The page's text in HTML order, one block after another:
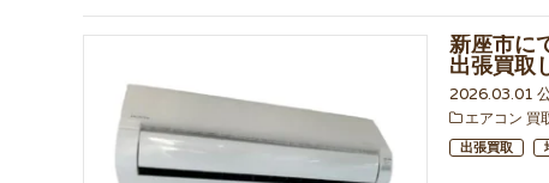
新座市に
出張買取
2026.03.01
エアコン 買
出張買取